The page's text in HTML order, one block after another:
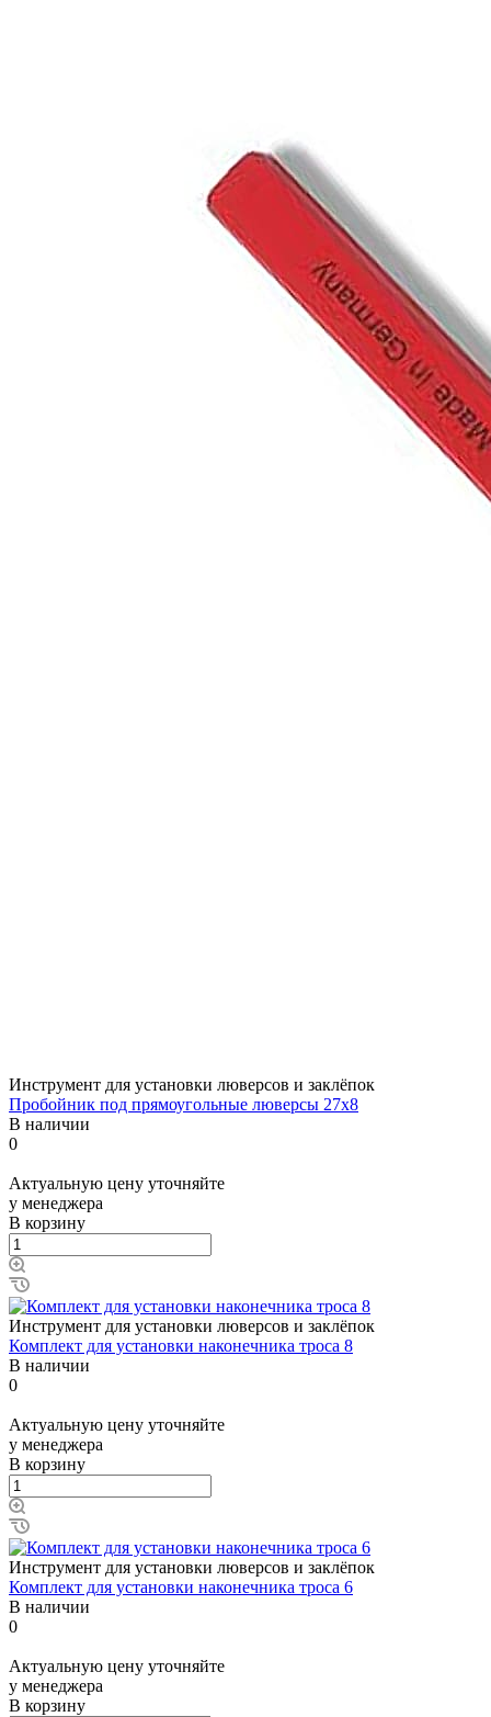
Инструмент для установки люверсов и заклёпок
Пробойник под прямоугольные люверсы 27x8
В наличии
0
Актуальную цену уточняйте
у менеджера
В корзину
Инструмент для установки люверсов и заклёпок
Комплект для установки наконечника троса 8
В наличии
0
Актуальную цену уточняйте
у менеджера
В корзину
Инструмент для установки люверсов и заклёпок
Комплект для установки наконечника троса 6
В наличии
0
Актуальную цену уточняйте
у менеджера
В корзину